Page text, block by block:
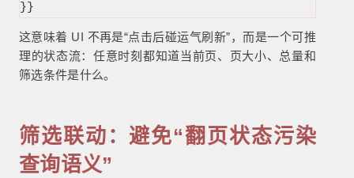
}}
这意味着 UI 不再是“点击后碰运气刷新”，而是一个可推
理的状态流：任意时刻都知道当前页、页大小、总量和
筛选条件是什么。
筛选联动：避免“翻页状态污染
查询语义”